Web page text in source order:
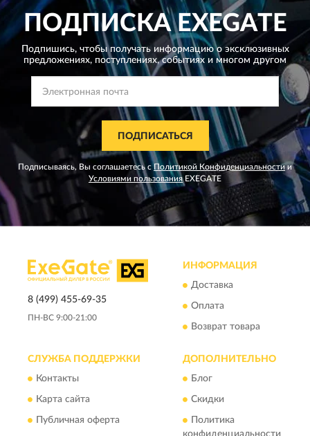
ПОДПИСКАEXEGATE
Подпишись, чтобы получать информацию о эксклюзивных
предложениях, поступлениях, событиях и многом другом
ПОДПИСАТЬСЯ
Подписываясь, Вы соглашаетесь сПолитикой Конфиденциальности и
Условиями пользованияEXEGATE
8 (499) 455-69-35
ПН-ВС 9:00-21:00
ИНФОРМАЦИЯ
Доставка
Оплата
Возврат товара
СЛУЖБА ПОДДЕРЖКИ
Контакты
Карта сайта
Публичная оферта
ДОПОЛНИТЕЛЬНО
Блог
Скидки
Политика